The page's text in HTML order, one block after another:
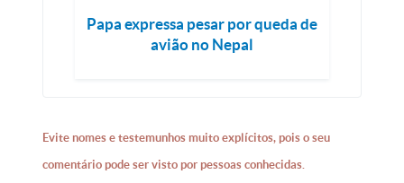
Papa expressa pesar por queda de
avião no Nepal
Evite nomes e testemunhos muito explícitos, pois o seu
comentário pode ser visto por pessoas conhecidas.